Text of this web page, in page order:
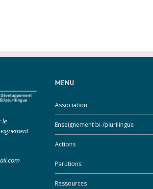
le
MENU
Association
Enseignement bi-/plurilingue
Actions
Parutions
Ressources